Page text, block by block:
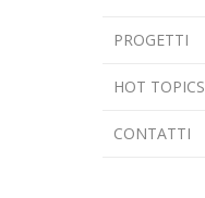
PROGETTI
HOT TOPICS
CONTATTI